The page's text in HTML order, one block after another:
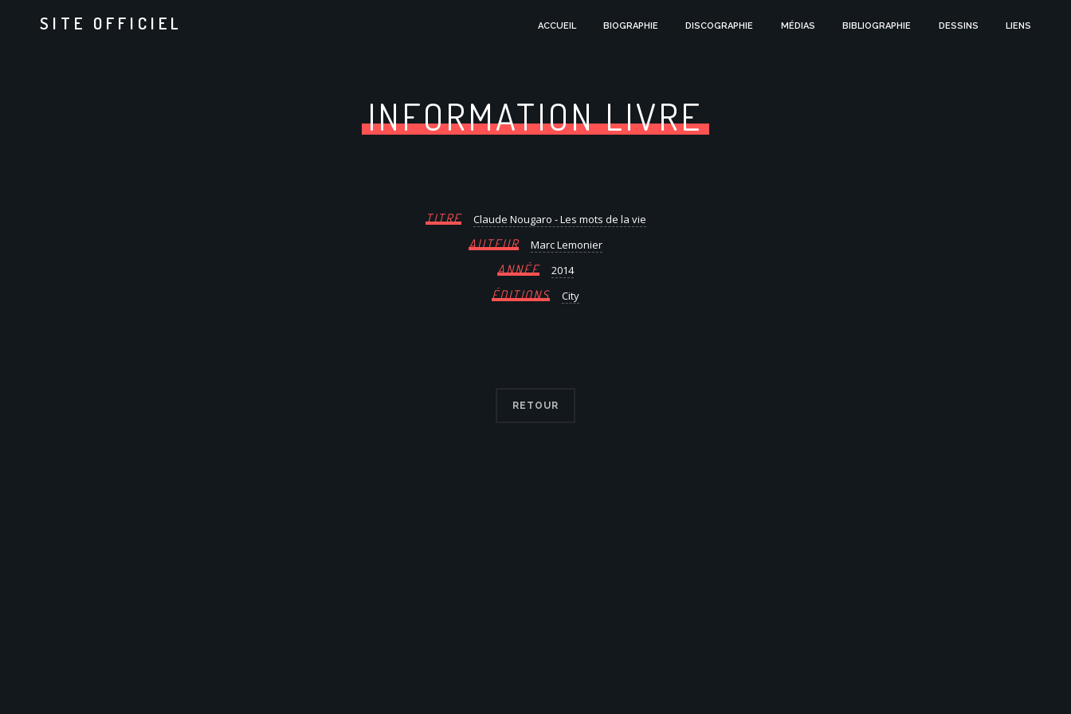
SITE OFFICIEL ACCUEIL BIOGRAPHIE DISCOGRAPHIE MÉDIAS BIBLIOGRAPHIE DESSINS LIENS
INFORMATION LIVRE
TITRE Claude Nougaro - Les mots de la vie
AUTEUR Marc Lemonier
ANNÉE 2014
ÉDITIONS City
RETOUR